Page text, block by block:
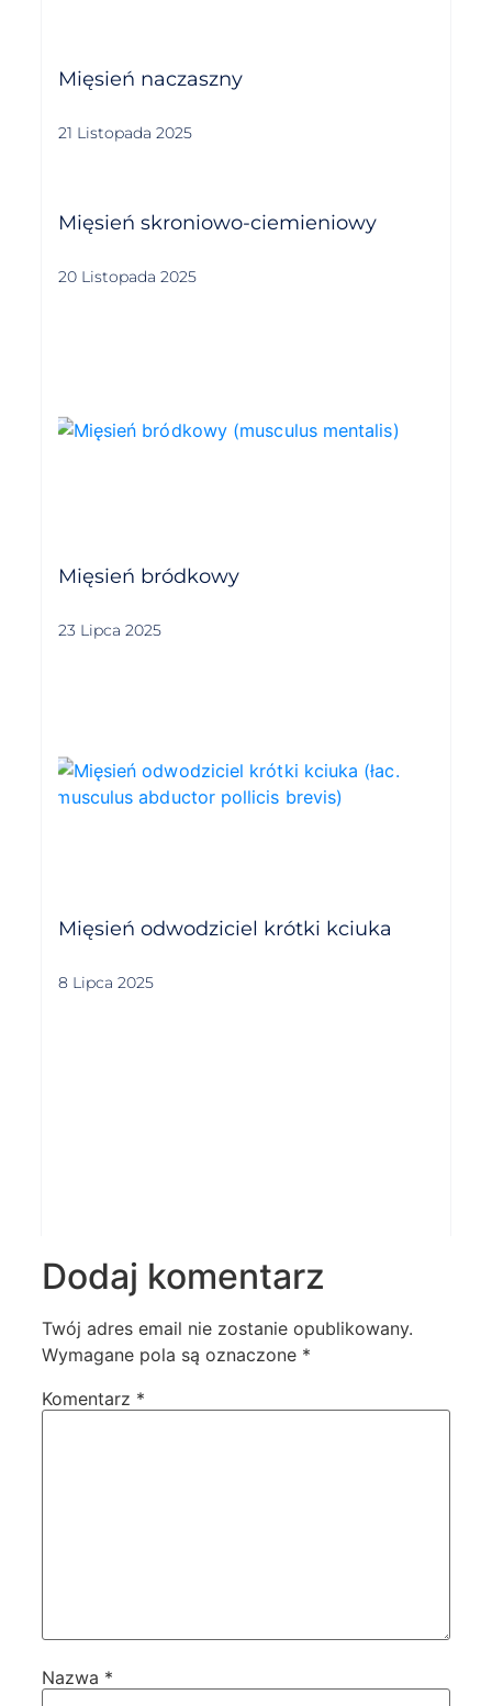
Mięsień naczaszny
21 Listopada 2025
Mięsień skroniowo-ciemieniowy
20 Listopada 2025
Mięsień bródkowy
23 Lipca 2025
Mięsień odwodziciel krótki kciuka
8 Lipca 2025
Dodaj komentarz
Twój adres email nie zostanie opublikowany.
Wymagane pola są oznaczone *
Komentarz *
Nazwa *